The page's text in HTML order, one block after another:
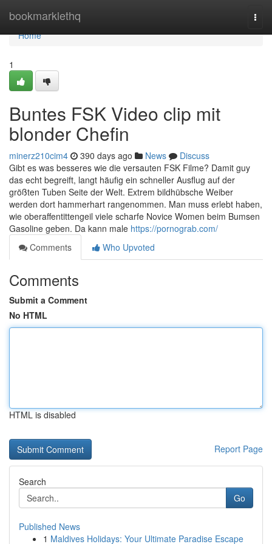
bookmarklethq
Home
Home
1
Buntes FSK Video clip mit
blonder Chefin
minerz210cim4 390 days ago News
Discuss
Gibt es was besseres wie die versauten FSK Filme? Damit guy
das echt begreift, langt häufig ein schneller Ausflug auf der
größten Tuben Seite der Welt. Extrem bildhübsche Weiber
werden dort hammerhart rangenommen. Man muss erlebt haben,
wie oberaffentittengeil viele scharfe Novice Women beim Bumsen
Gasoline geben. Da kann male https://pornograb.com/
Comments
Who Upvoted
Comments
Submit a Comment
No HTML
HTML is disabled
Report Page
Search
Go
Published News
1 Maldives Holidays: Your Ultimate Paradise Escape